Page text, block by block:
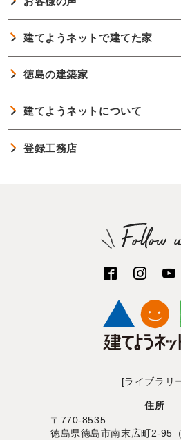
建てようネットで建てた家
徳島の建築家
建てようネットについて
登録工務店
[ライブラリ
住所
〒770-8535
徳島県徳島市南末広町2-95